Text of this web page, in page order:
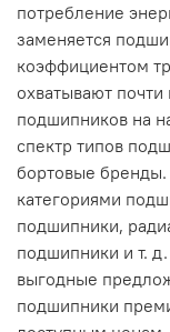
потребление
заменяется
коэффициентом
охватывают
подшипников на
спектр типов
бортовые
категориями
подшипники,
подшипники и т.
выгодные
подшипники